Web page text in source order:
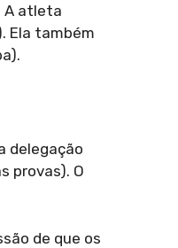
A atleta
Ela também
delegação
provas). O
de que os